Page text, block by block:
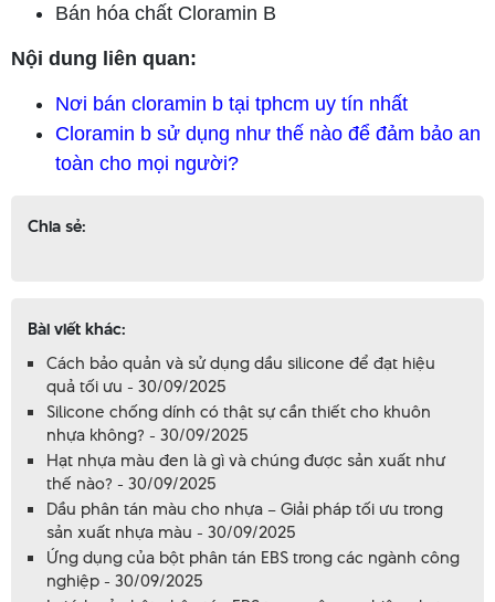
Bán hóa chất Cloramin B
Nội dung liên quan:
Nơi bán cloramin b tại tphcm uy tín nhất
Cloramin b sử dụng như thế nào để đảm bảo an
toàn cho mọi người?
Chia sẻ:
Bài viết khác:
Cách bảo quản và sử dụng dầu silicone để đạt hiệu
quả tối ưu - 30/09/2025
Silicone chống dính có thật sự cần thiết cho khuôn
nhựa không? - 30/09/2025
Hạt nhựa màu đen là gì và chúng được sản xuất như
thế nào? - 30/09/2025
Dầu phân tán màu cho nhựa – Giải pháp tối ưu trong
sản xuất nhựa màu - 30/09/2025
Ứng dụng của bột phân tán EBS trong các ngành công
nghiệp - 30/09/2025